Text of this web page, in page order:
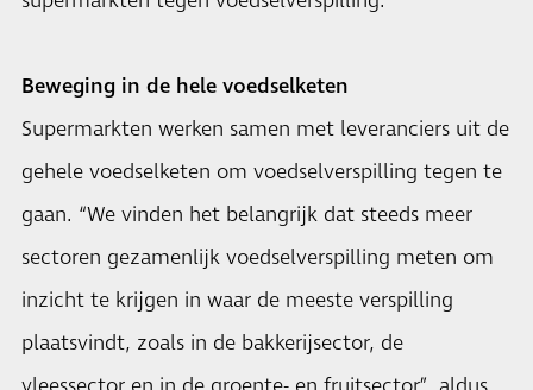
Beweging in de hele voedselketen
Supermarkten werken samen met leveranciers uit de
gehele voedselketen om voedselverspilling tegen te
gaan. “We vinden het belangrijk dat steeds meer
sectoren gezamenlijk voedselverspilling meten om
inzicht te krijgen in waar de meeste verspilling
plaatsvindt, zoals in de bakkerijsector, de